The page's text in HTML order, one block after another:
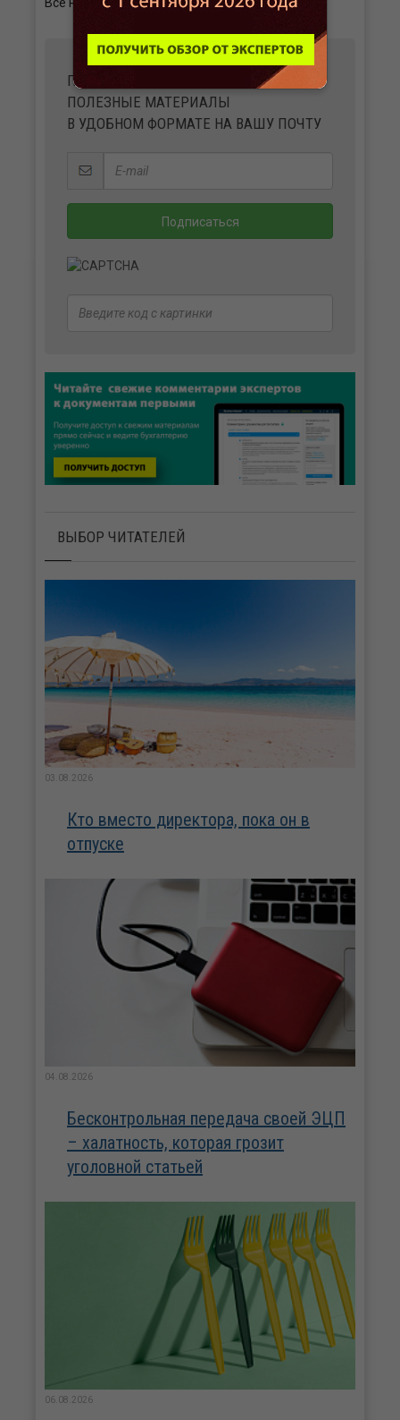
ПОЛУЧАЙТЕ ВАЖНЫЕ НОВОСТИ И
ПОЛЕЗНЫЕ МАТЕРИАЛЫ
В УДОБНОМ ФОРМАТЕ НА ВАШУ ПОЧТУ
ВЫБОР ЧИТАТЕЛЕЙ
03.08.2026
Кто вместо директора, пока он в
отпуске
04.08.2026
Бесконтрольная передача своей ЭЦП
– халатность, которая грозит
уголовной статьей
06.08.2026